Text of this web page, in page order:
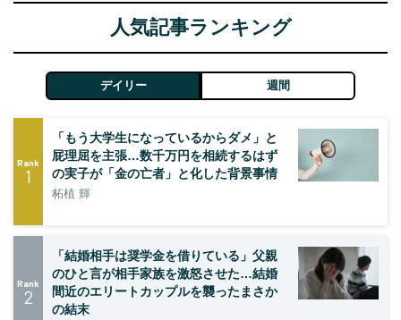
人気記事ランキング
デイリー 週間
Rank
1
「もう大学生になっているからダメ」と
屁理屈を主張…数千万円を相続するはず
の実子が「金の亡者」と化した背景事情
柘植 輝
Rank
2
「結婚相手は奨学金を借りている」父親
のひと言が相手家族を激怒させた…結婚
間近のエリートカップルを襲ったまさか
の結末